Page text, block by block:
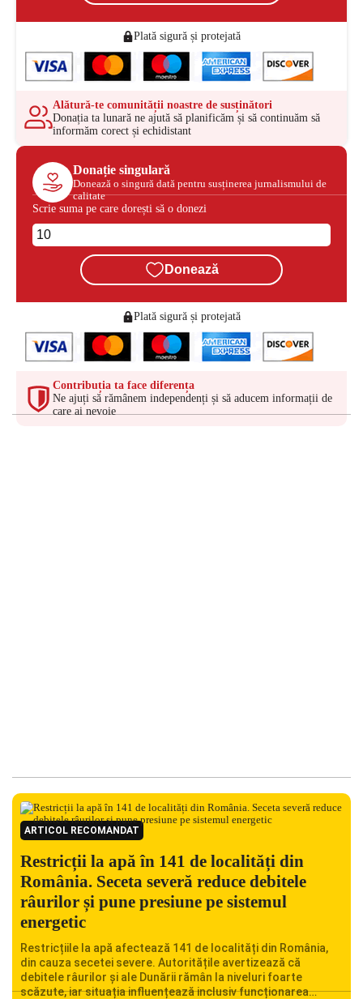
Plată sigură și protejată
Alătură-te comunității noastre de susținători
Donația ta lunară ne ajută să planificăm și să continuăm să
informăm corect și echidistant
Donație singulară
Donează o singură dată pentru susținerea jurnalismului de
calitate
Scrie suma pe care dorești să o donezi
Donează
Plată sigură și protejată
Contribuția ta face diferența
Ne ajuți să rămânem independenți și să aducem informații de
care ai nevoie
ARTICOL RECOMANDAT
Restricții la apă în 141 de localități din
România. Seceta severă reduce debitele
râurilor și pune presiune pe sistemul
energetic
Restricțiile la apă afectează 141 de localități din România,
din cauza secetei severe. Autoritățile avertizează că
debitele râurilor și ale Dunării rămân la niveluri foarte
scăzute, iar situația influențează inclusiv funcționarea